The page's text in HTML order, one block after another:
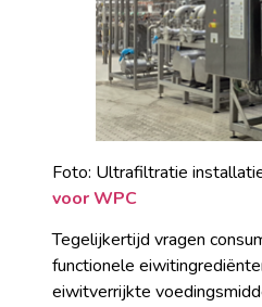
Foto: Ultrafiltratie
voor WPC
Tegelijkertijd vragen
functionele
eiwitverrijkte